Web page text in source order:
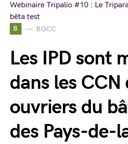
B BOCC
Les IPD sont
dans les CCN
ouvriers du
des Pays-de-
Webinaire Tripalio #10 : Le
bêta test